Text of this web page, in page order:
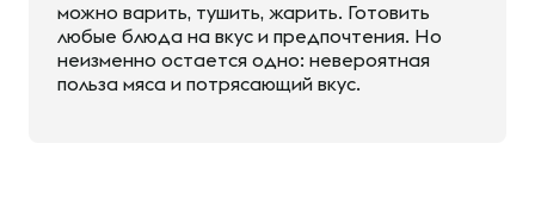
можно варить, тушить, жарить. Готовить
любые блюда на вкус и предпочтения. Но
неизменно остается одно: невероятная
польза мяса и потрясающий вкус.